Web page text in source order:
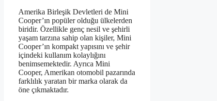
Amerika Birleşik Devletleri de Mini
Cooper’ın popüler olduğu ülkelerden
biridir. Özellikle genç nesil ve şehirli
yaşam tarzına sahip olan kişiler, Mini
Cooper’ın kompakt yapısını ve şehir
içindeki kullanım kolaylığını
benimsemektedir. Ayrıca Mini
Cooper, Amerikan otomobil pazarında
farklılık yaratan bir marka olarak da
öne çıkmaktadır.